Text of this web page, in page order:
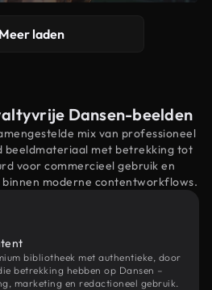
Meer laden
Dansen-beelden
mix van professioneel
beeldmateriaal met betrekking tot
voor commercieel gebruik en
moderne contentworkflows.
bibliotheek met authentieke, door
betrekking hebben op Dansen –
marketing en redactioneel gebruik.